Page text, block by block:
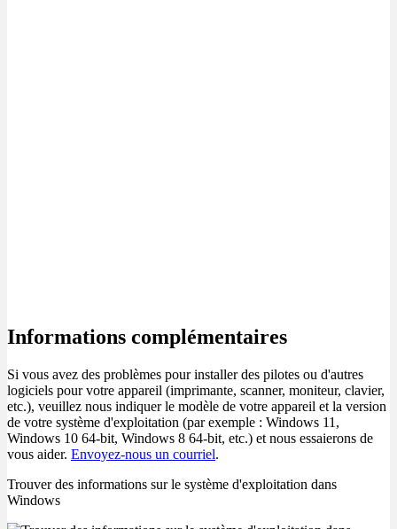
Informations complémentaires
Si vous avez des problèmes pour installer des pilotes ou d'autres
logiciels pour votre appareil (imprimante, scanner, moniteur, clavier,
etc.), veuillez nous indiquer le modèle de votre appareil et la version
de votre système d'exploitation (par exemple : Windows 11,
Windows 10 64-bit, Windows 8 64-bit, etc.) et nous essaierons de
vous aider. Envoyez-nous un courriel.
Trouver des informations sur le système d'exploitation dans
Windows